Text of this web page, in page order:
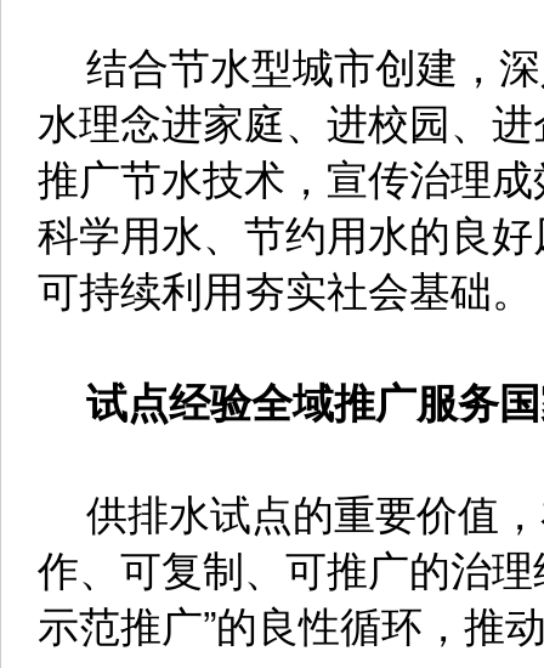
结合节水型城市创建，
水理念进家庭、进校园、
推广节水技术，宣传治理
科学用水、节约用水的良
可持续利用夯实社会基础。
试点经验全域推广服务
供排水试点的重要价值
作、可复制、可推广的治
示范推广”的良性循环，推